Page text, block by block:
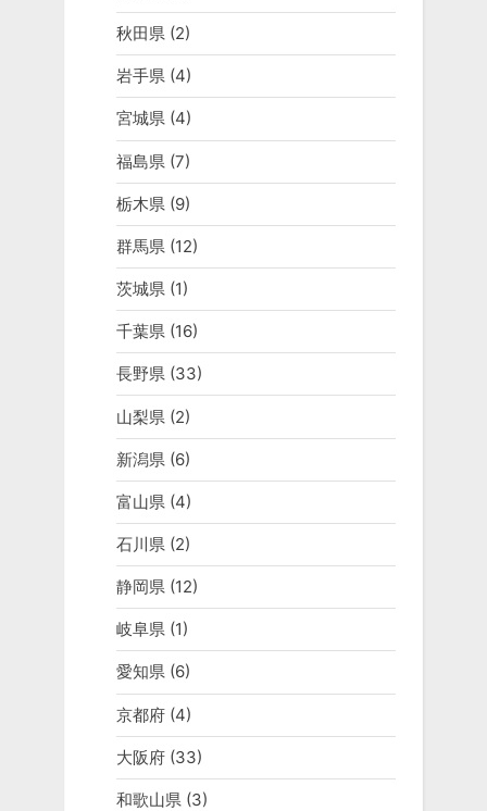
秋田県(2)
岩手県(4)
宮城県(4)
福島県 (7)
栃木県 (9)
群馬県(12)
茨城県(1)
千葉県(16)
長野県(33)
山梨県 (2)
新潟県 (6)
富山県(4)
石川県(2)
静岡県(12)
岐阜県(1)
愛知県(6)
京都府(4)
大阪府(33)
和歌山県(3)